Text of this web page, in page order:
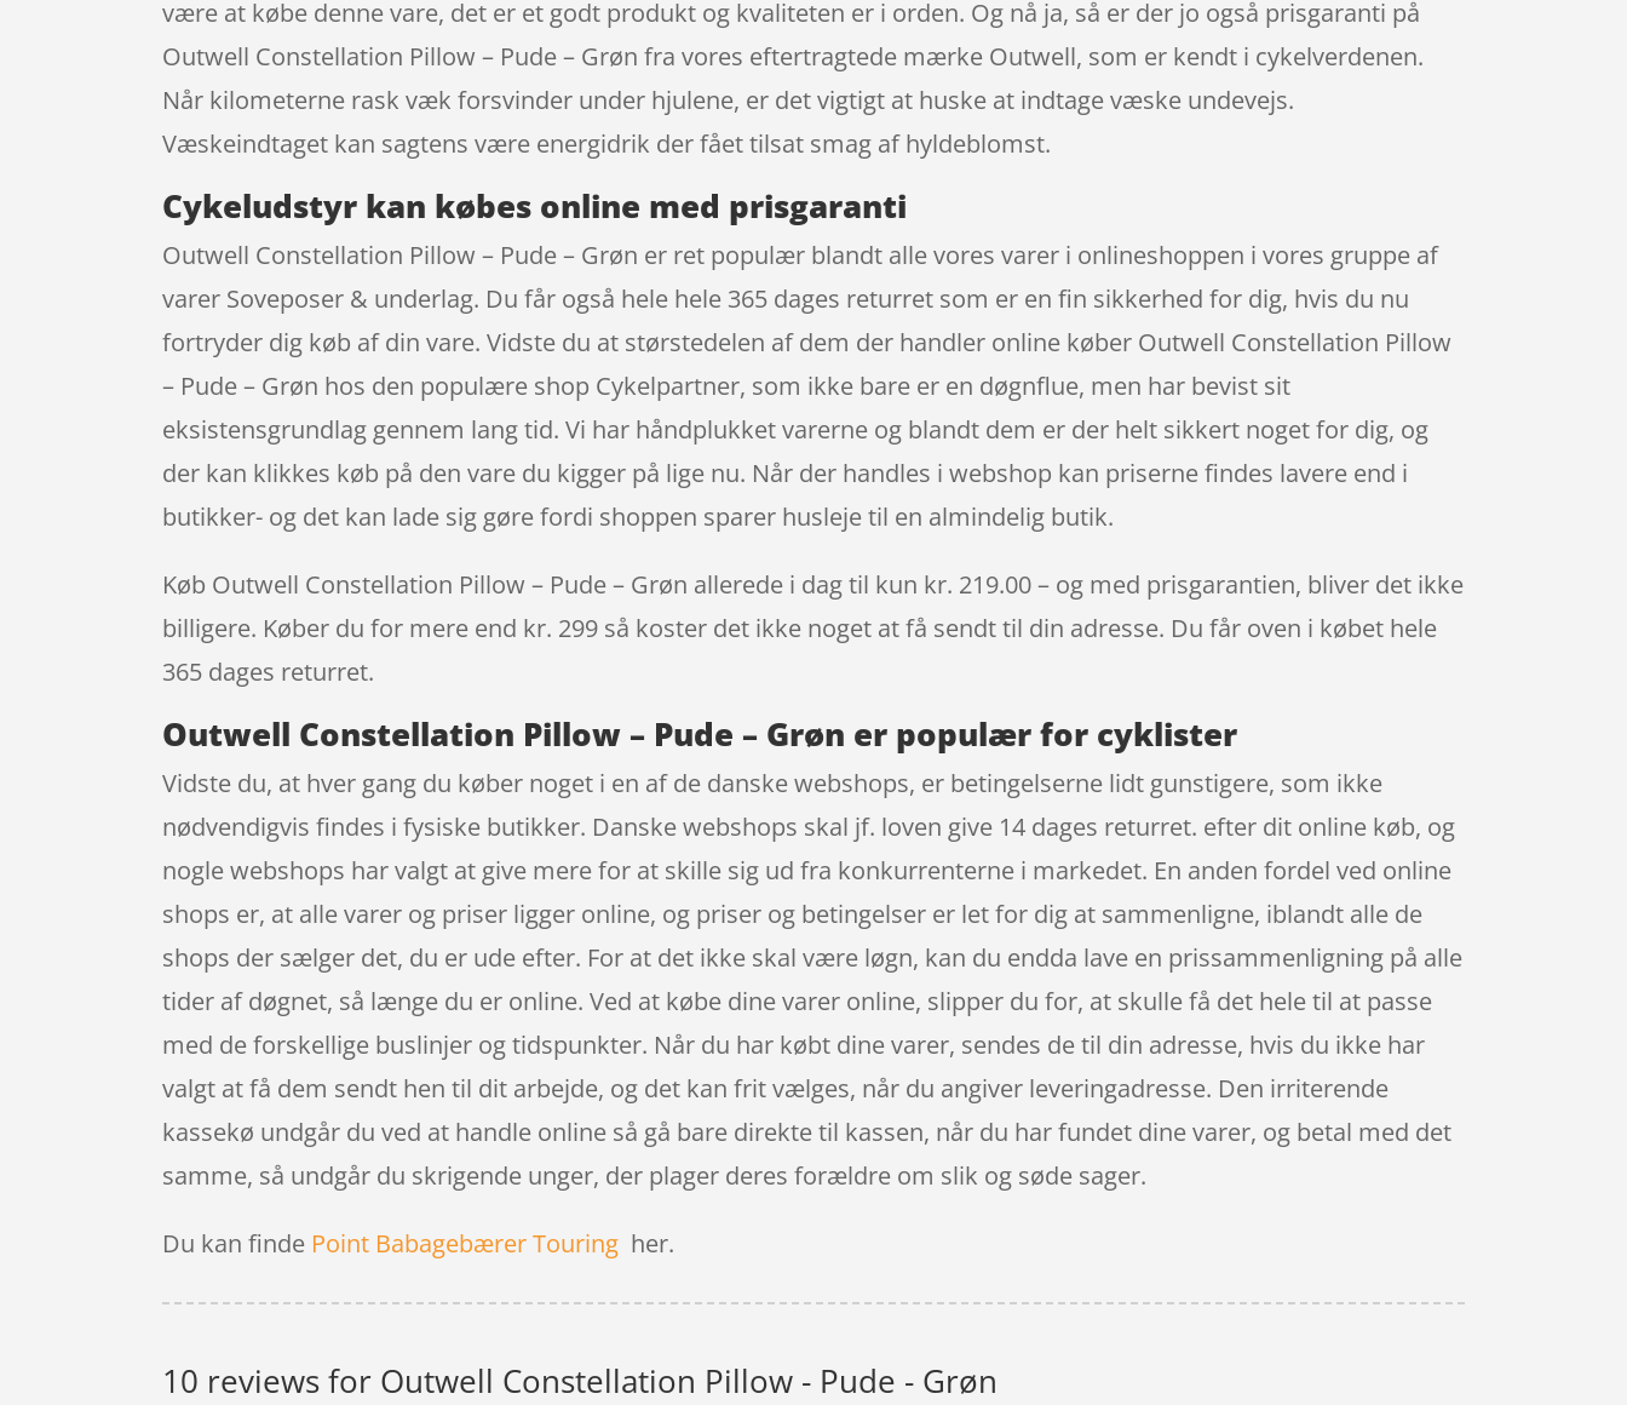
være at købe denne vare, det er et godt produkt og kvaliteten er i orden. Og nå ja, så er der jo også prisgaranti på
Outwell Constellation Pillow – Pude – Grøn fra vores eftertragtede mærke Outwell, som er kendt i cykelverdenen.
Når kilometerne rask væk forsvinder under hjulene, er det vigtigt at huske at indtage væske undevejs.
Væskeindtaget kan sagtens være energidrik der fået tilsat smag af hyldeblomst.
Cykeludstyr kan købes online med prisgaranti
Outwell Constellation Pillow – Pude – Grøn er ret populær blandt alle vores varer i onlineshoppen i vores gruppe af
varer Soveposer & underlag. Du får også hele hele 365 dages returret som er en fin sikkerhed for dig, hvis du nu
fortryder dig køb af din vare. Vidste du at størstedelen af dem der handler online køber Outwell Constellation Pillow
– Pude – Grøn hos den populære shop Cykelpartner, som ikke bare er en døgnflue, men har bevist sit
eksistensgrundlag gennem lang tid. Vi har håndplukket varerne og blandt dem er der helt sikkert noget for dig, og
der kan klikkes køb på den vare du kigger på lige nu. Når der handles i webshop kan priserne findes lavere end i
butikker- og det kan lade sig gøre fordi shoppen sparer husleje til en almindelig butik.
Køb Outwell Constellation Pillow – Pude – Grøn allerede i dag til kun kr. 219.00 – og med prisgarantien, bliver det ikke
billigere. Køber du for mere end kr. 299 så koster det ikke noget at få sendt til din adresse. Du får oven i købet hele
365 dages returret.
Outwell Constellation Pillow – Pude – Grøn er populær for cyklister
Vidste du, at hver gang du køber noget i en af de danske webshops, er betingelserne lidt gunstigere, som ikke
nødvendigvis findes i fysiske butikker. Danske webshops skal jf. loven give 14 dages returret. efter dit online køb, og
nogle webshops har valgt at give mere for at skille sig ud fra konkurrenterne i markedet. En anden fordel ved online
shops er, at alle varer og priser ligger online, og priser og betingelser er let for dig at sammenligne, iblandt alle de
shops der sælger det, du er ude efter. For at det ikke skal være løgn, kan du endda lave en prissammenligning på alle
tider af døgnet, så længe du er online. Ved at købe dine varer online, slipper du for, at skulle få det hele til at passe
med de forskellige buslinjer og tidspunkter. Når du har købt dine varer, sendes de til din adresse, hvis du ikke har
valgt at få dem sendt hen til dit arbejde, og det kan frit vælges, når du angiver leveringadresse. Den irriterende
kassekø undgår du ved at handle online så gå bare direkte til kassen, når du har fundet dine varer, og betal med det
samme, så undgår du skrigende unger, der plager deres forældre om slik og søde sager.
Du kan finde Point Babagebærer Touring her.
10 reviews for Outwell Constellation Pillow - Pude - Grøn